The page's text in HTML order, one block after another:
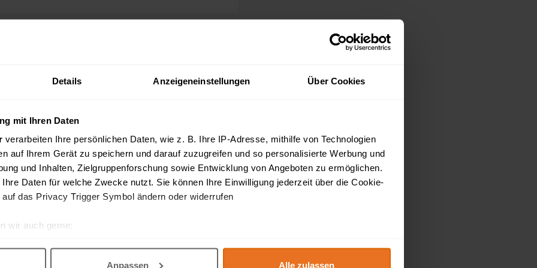
Details Anzeigeneinstellungen Über Cookies
mit Ihren Daten
verarbeiten Ihre persönlichen Daten, wie z. B. Ihre IP-Adresse, mithilfe von Technologien
auf Ihrem Gerät zu speichern und darauf zuzugreifen und so personalisierte Werbung und
und Inhalten, Zielgruppenforschung sowie Entwicklung von Angeboten zu ermöglichen.
Daten für welche Zwecke nutzt. Sie können Ihre Einwilligung jederzeit über die Cookie-
das Privacy Trigger Symbol ändern oder widerrufen
wir auch gerne:
Anpassen Alle zulassen
- AUCH EINZELSTÜCKABGABE
- AUCH EINZELSTÜCKABGABE AUCH EINZELSTÜCKABGABE !!! Ab
Konvolut - Unbenutzt !!! 1 Stck 1/1000 SKW 5 ..
DIN ISO 286
DIN ISO 286 Dieses Werk enthält eine Kurzfassung der ISO-Normen
gebräuchlichsten Toleranzklassen. Ein Daumenregis ..